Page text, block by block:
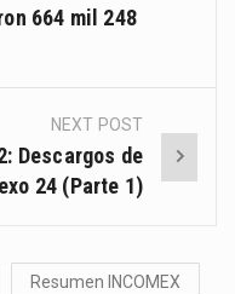
664 mil 248
NEXT POST
Descargos de
24 (Parte 1)
Resumen INCOMEX